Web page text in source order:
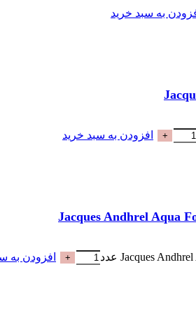
به سبد خرید
افزودن به سبد خرید
افزودن به